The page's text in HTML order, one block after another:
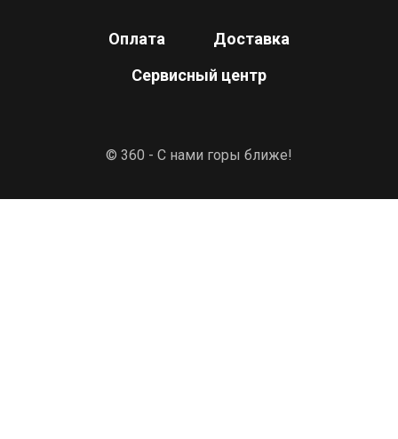
Оплата
Доставка
Сервисный центр
© 360 - С нами горы ближе!